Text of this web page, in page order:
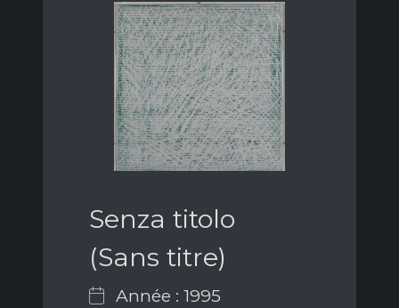
Senza titolo
(Sans titre)
Année : 1995